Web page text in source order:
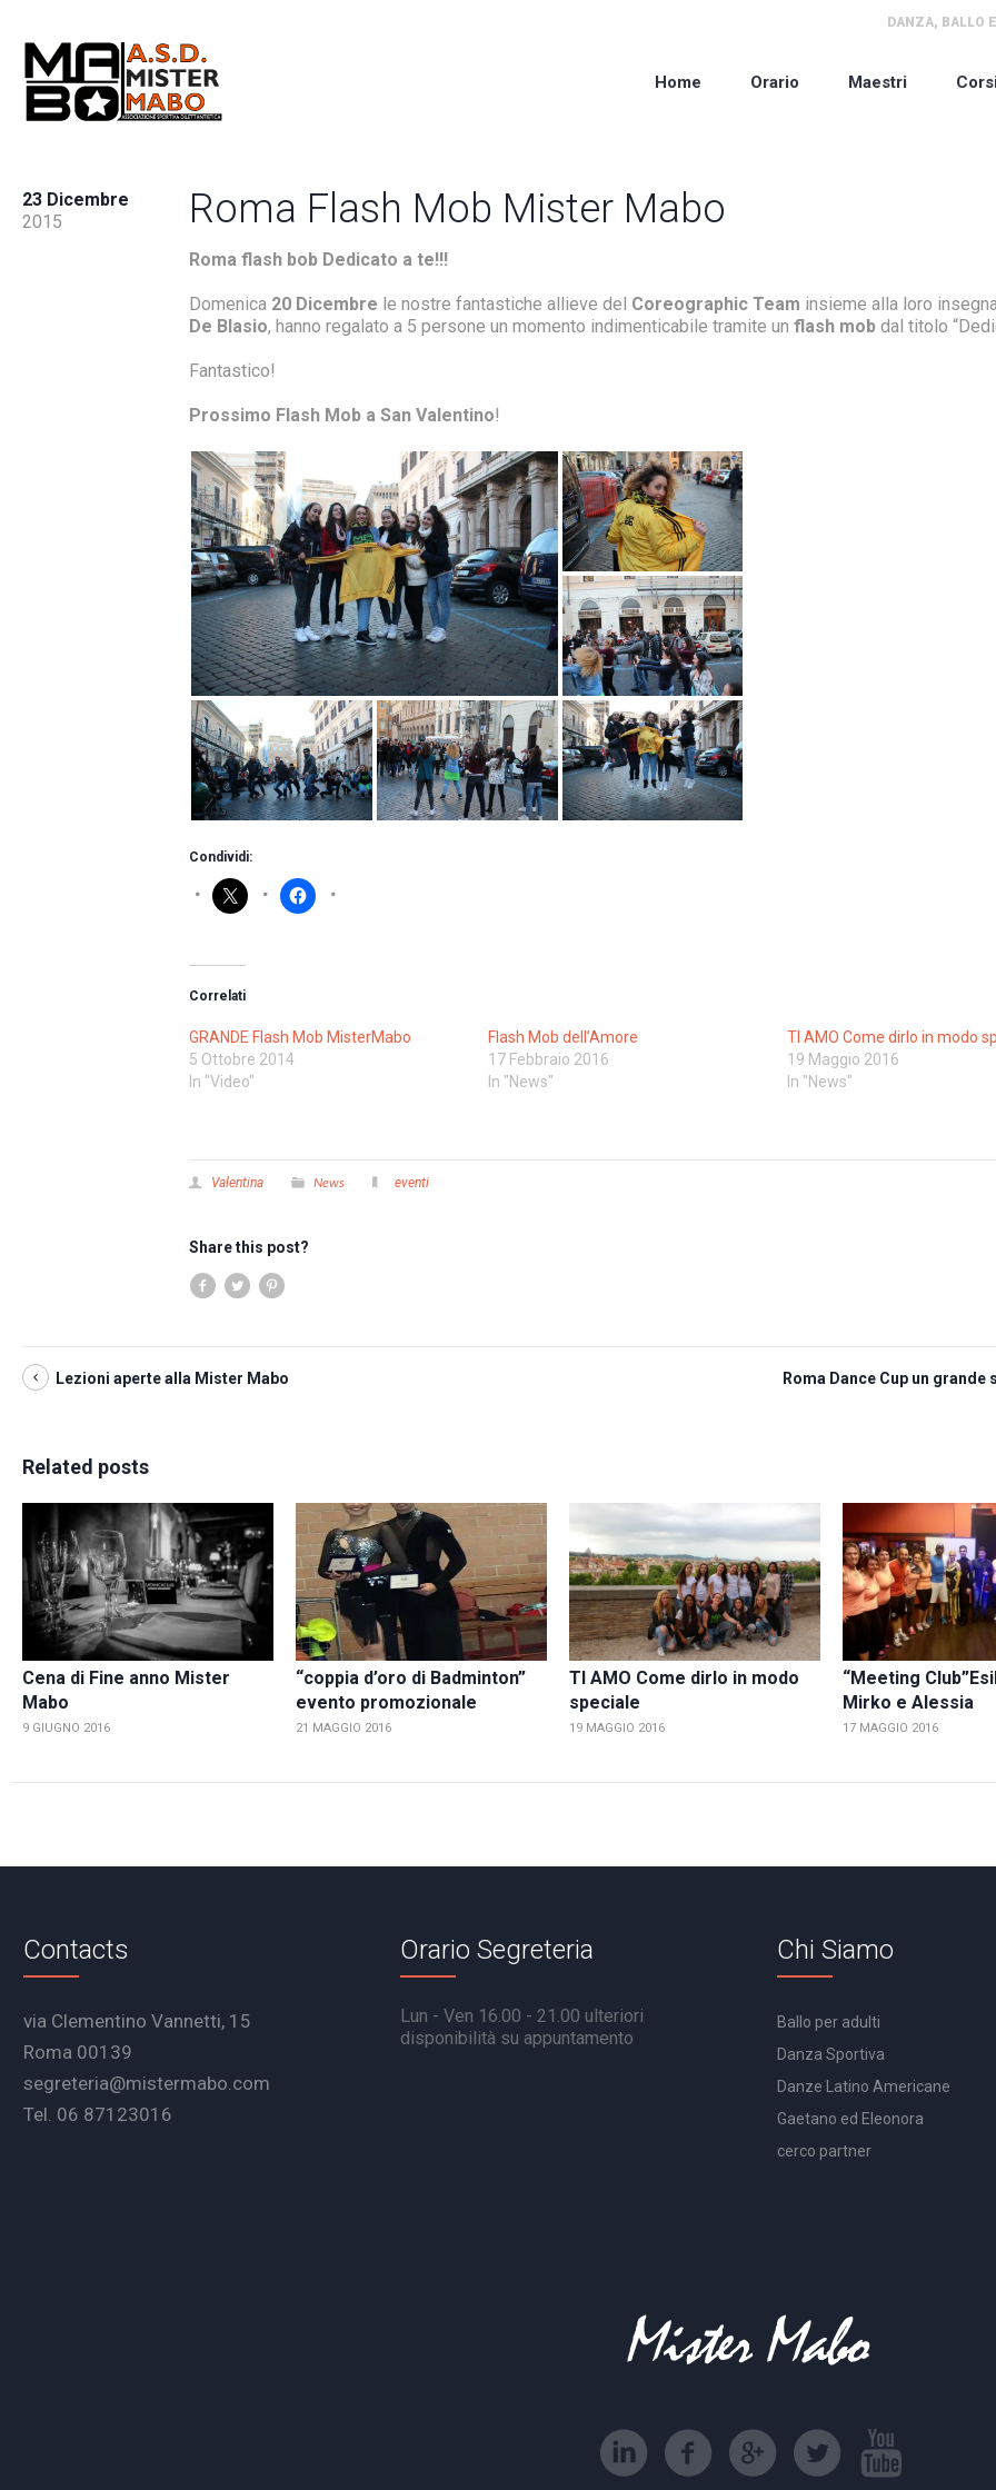
DANZA, BALLO
Home Orario Maestri Corsi
23 Dicembre
2015
Roma Flash Mob Mister Mabo
Roma flash bob Dedicato a te!!!
Domenica 20 Dicembre le nostre fantastiche allieve del Coreographic Team insieme alla loro
De Blasio, hanno regalato a 5 persone un momento indimenticabile tramite un flash mob dal titolo
Fantastico!
Prossimo Flash Mob a San Valentino!
Condividi:
Correlati
GRANDE Flash Mob MisterMabo
5 Ottobre 2014
In "Video"
Flash Mob dell’Amore
17 Febbraio 2016
In "News"
TI AMO Come dirlo in modo
19 Maggio 2016
In "News"
Valentina News eventi
Share this post?
Lezioni aperte alla Mister Mabo Roma Dance Cup un grande
Related posts
Cena di Fine anno Mister
Mabo
9 GIUGNO 2016
“coppia d’oro di Badminton”
evento promozionale
21 MAGGIO 2016
TI AMO Come dirlo in modo
speciale
19 MAGGIO 2016
“Meeting
Mirko e Alessia
17 MAGGIO 2016
Contacts
via Clementino Vannetti, 15
Roma 00139
segreteria@mistermabo.com
Tel. 06 87123016
Orario Segreteria
Lun - Ven 16.00 - 21.00 ulteriori
disponibilità su appuntamento
Chi Siamo
Ballo per adulti
Danza Sportiva
Danze Latino Americane
Gaetano ed Eleonora
cerco partner